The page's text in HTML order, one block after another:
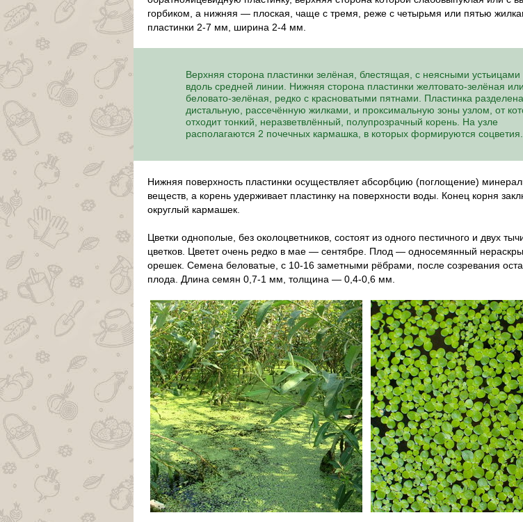
горбиком, а нижняя — плоская, чаще с тремя, реже с четырьмя или пятью
пластинки 2-7 мм, ширина 2-4 мм.
Верхняя сторона пластинки зелёная, блестящая, с неясными устьицами
вдоль средней линии. Нижняя сторона пластинки желтовато-зелёная или
беловато-зелёная, редко с красноватыми пятнами. Пластинка
дистальную, рассечённую жилками, и проксимальную зоны узлом, от
отходит тонкий, неразветвлённый, полупрозрачный корень. На узле
располагаются 2 почечных кармашка, в которых формируются соцветия.
Нижняя поверхность пластинки осуществляет абсорбцию (поглощение)
веществ, а корень удерживает пластинку на поверхности воды. Конец корня
округлый кармашек.
Цветки однополые, без околоцветников, состоят из одного пестичного и двух
цветков. Цветет очень редко в мае — сентябре. Плод — односемянный
орешек. Семена беловатые, с 10-16 заметными рёбрами, после созревания
плода. Длина семян 0,7-1 мм, толщина — 0,4-0,6 мм.